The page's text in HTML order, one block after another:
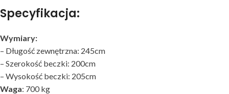
Specyfikacja:
Wymiary:
– Długość zewnętrzna: 245cm
– Szerokość beczki: 200cm
– Wysokość beczki: 205cm
Waga: 700 kg